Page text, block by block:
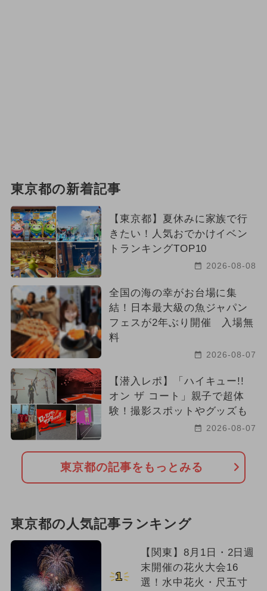
東京都の新着記事
【東京都】夏休みに家族で行
きたい！人気おでかけイベン
トランキングTOP10
2026-08-08
全国の海の幸がお台場に集
結！日本最大級の魚ジャパン
フェスが2年ぶり開催 入場無
料
2026-08-07
【潜入レポ】「ハイキュー!!
オン ザ コート」親子で超体
験！撮影スポットやグッズも
2026-08-07
東京都の記事をもっとみる
東京都の人気記事ランキング
1
【関東】8月1日・2日週
末開催の花火大会16
選！水中花火・尺五寸